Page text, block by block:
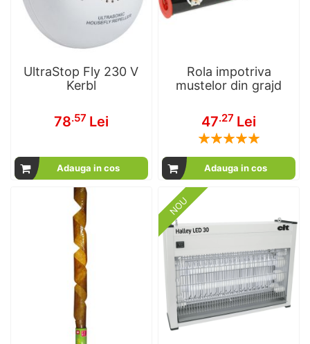
UltraStop Fly 230 V
Kerbl
78.57 Lei
Adauga in cos
Rola impotriva
mustelor din grajd
47.27 Lei
Rating:
Adauga in cos
NOU